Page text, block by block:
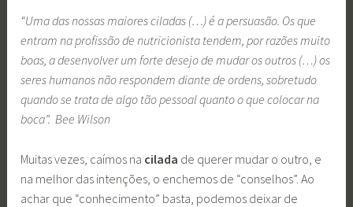
“Uma das nossas maiores ciladas (…) é a persuasão. Os que
entram na profissão de nutricionista tendem, por razões muito
boas, a desenvolver um forte desejo de mudar os outros (…) os
seres humanos não respondem diante de ordens, sobretudo
quando se trata de algo tão pessoal quanto o que colocar na
boca”. Bee Wilson
Muitas vezes, caímos na cilada de querer mudar o outro, e
na melhor das intenções, o enchemos de “conselhos”. Ao
achar que “conhecimento” basta, podemos deixar de